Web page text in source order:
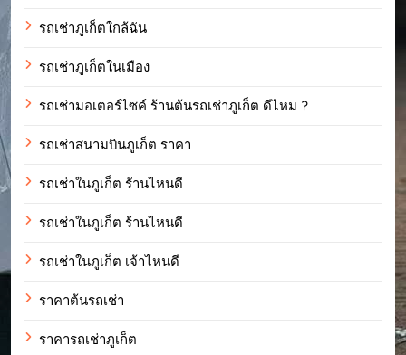
รถเช่าภูเก็ตใกล้ฉัน
รถเช่าภูเก็ตในเมือง
รถเช่ามอเตอร์ไซค์ ร้านต้นรถเช่าภูเก็ต ดีไหม ?
รถเช่าสนามบินภูเก็ต ราคา
รถเช่าในภูเก็ต รัานไหนดี
รถเช่าในภูเก็ต ร้านไหนดี
รถเช่าในภูเก็ต เจ้าไหนดี
ราคาต้นรถเช่า
ราคารถเช่าภูเก็ต